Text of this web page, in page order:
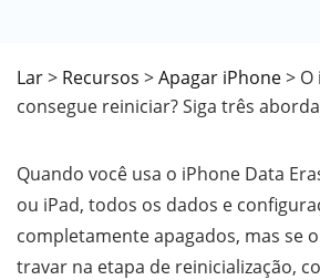
Lar> Recursos >Apagar iPhone> O
consegue reiniciar? Siga três
Quando você usa o iPhone Data
ou iPad, todos os dados e
completamente apagados, mas se
travar na etapa de reinicialização,